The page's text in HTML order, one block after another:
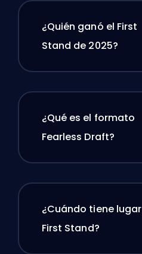
¿Quién ganó el First
Stand de 2025?
¿Qué es el formato
Fearless Draft?
¿Cuándo tiene lugar
First Stand?